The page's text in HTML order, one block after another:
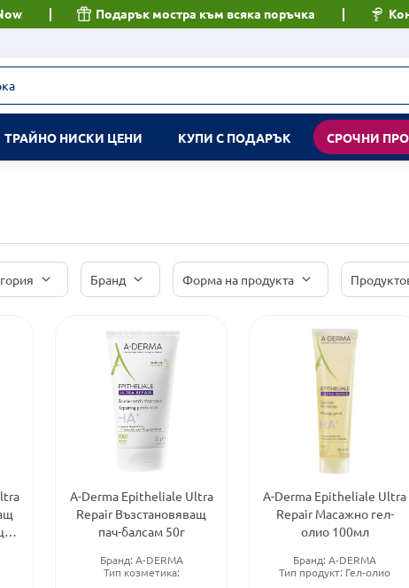
Подарък мостра към всяка поръчка
ТРАЙНО НИСКИ ЦЕНИ КУПИ С ПОДАРЪК СРОЧНИ
Бранд Форма на продукта
A-Derma Epitheliale Ultra
Repair Възстановяващ
пач-балсам 50г
Бранд: A-DERMA
Тип козметика:
A-Derma Epitheliale Ultra
Repair Масажно гел-
олио 100мл
Бранд:A-DERMA
Тип продукт: Гел-олио